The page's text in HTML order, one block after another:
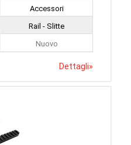
Accessori
Rail - Slitte
Nuovo
Dettagli»